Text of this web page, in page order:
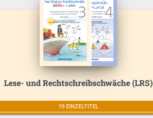
Lese- und Rechtschreibschwäche (LRS)
19 EINZELTITEL